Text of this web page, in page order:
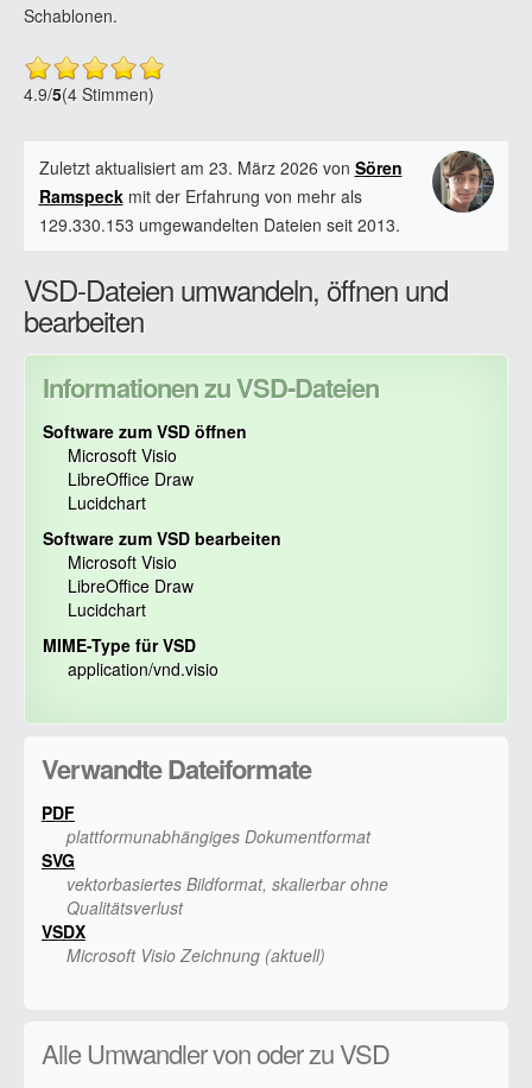
Schablonen.
4.9/5(4 Stimmen)
Zuletzt aktualisiert am 23. März 2026 von Sören
Ramspeckmit der Erfahrung von mehr als
129.330.153 umgewandelten Dateien seit 2013.
VSD-Dateien umwandeln, öffnen und
bearbeiten
Informationen zu VSD-Dateien
Software zum VSD öffnen
Microsoft Visio
LibreOffice Draw
Lucidchart
Software zum VSD bearbeiten
Microsoft Visio
LibreOffice Draw
Lucidchart
MIME-Type für VSD
application/vnd.visio
Verwandte Dateiformate
PDF
plattformunabhängiges Dokumentformat
SVG
vektorbasiertes Bildformat, skalierbar ohne
Qualitätsverlust
VSDX
Microsoft Visio Zeichnung (aktuell)
Alle Umwandler von oder zu VSD